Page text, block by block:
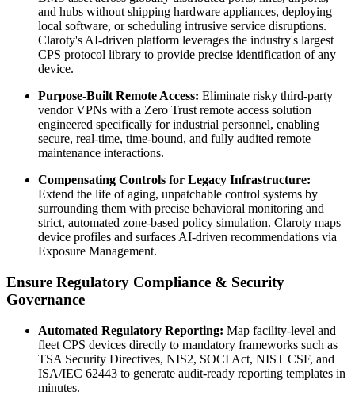
and hubs without shipping hardware appliances, deploying
local software, or scheduling intrusive service disruptions.
Claroty's AI-driven platform leverages the industry's largest
CPS protocol library to provide precise identification of any
device.
Purpose-Built Remote Access: Eliminate risky third-party
vendor VPNs with a Zero Trust remote access solution
engineered specifically for industrial personnel, enabling
secure, real-time, time-bound, and fully audited remote
maintenance interactions.
Compensating Controls for Legacy Infrastructure:
Extend the life of aging, unpatchable control systems by
surrounding them with precise behavioral monitoring and
strict, automated zone-based policy simulation. Claroty maps
device profiles and surfaces AI-driven recommendations via
Exposure Management.
Ensure Regulatory Compliance & Security
Governance
Automated Regulatory Reporting: Map facility-level and
fleet CPS devices directly to mandatory frameworks such as
TSA Security Directives, NIS2, SOCI Act, NIST CSF, and
ISA/IEC 62443 to generate audit-ready reporting templates in
minutes.